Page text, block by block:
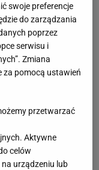
goście. Losy
do końca i
Gdyby trafili –
Ale Zastal nie
kozłował,
przed
we wszystko
– Kris Richard.
swoje preferencje
do zarządzania
poprzez
serwisu i
Zmiana
za pomocą ustawień
przetwarzać
Aktywne
celów
urządzeniu lub